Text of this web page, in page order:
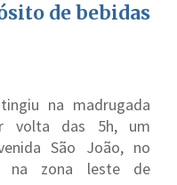
de bebidas
na madrugada
volta das 5h, um
São João, no
na zona leste de